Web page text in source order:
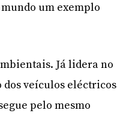
um exemplo
Já lidera no
dos veículos eléctricos
pelo mesmo